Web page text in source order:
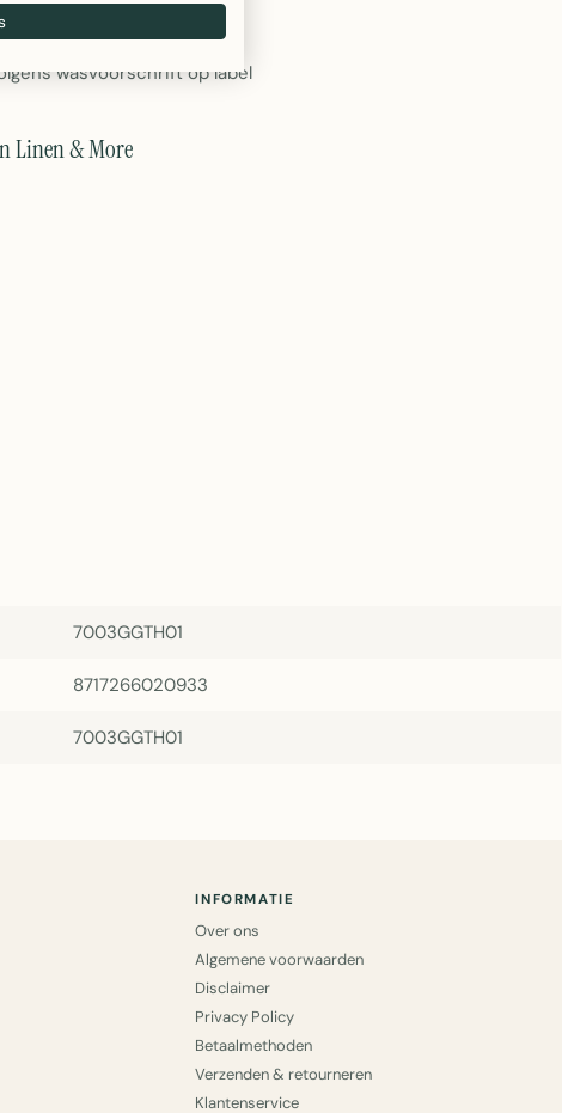
wasvoorschrift op label
Linen & More
7003GGTH01
8717266020933
7003GGTH01
INFORMATIE
Over ons
Algemene voorwaarden
Disclaimer
Privacy Policy
Betaalmethoden
Verzenden & retourneren
Klantenservice